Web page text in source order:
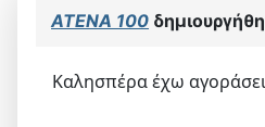
ATENA 100
Καλησπέρα έχω